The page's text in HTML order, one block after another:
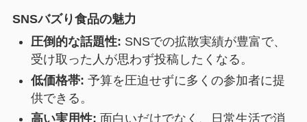
SNSバズり食品の魅力
圧倒的な話題性: SNSでの拡散実績が豊富で、
受け取った人が思わず投稿したくなる。
低価格帯: 予算を圧迫せずに多くの参加者に提
供できる。
高い実用性: 面白いだけでなく、日常生活で消